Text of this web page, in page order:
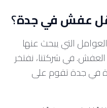
عفش في جدة؟
التي يبحث عنها
في شركتنا، نفتخر
في جدة تقوم على